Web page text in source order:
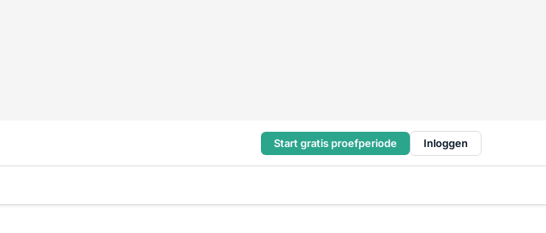
Start gratis proefperiode Inloggen